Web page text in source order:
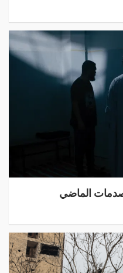
صدمات الماضي